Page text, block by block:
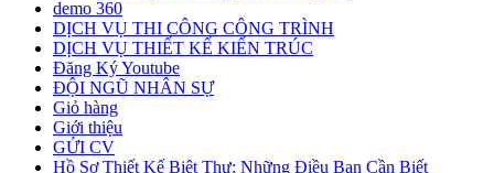
demo 360
DỊCH VỤ THI CÔNG CÔNG TRÌNH
DỊCH VỤ THIẾT KẾ KIẾN TRÚC
Đăng Ký Youtube
ĐỘI NGŨ NHÂN SỰ
Giỏ hàng
Giới thiệu
GỬI CV
Hồ Sơ Thiết Kế Biệt Thự: Những Điều Bạn Cần Biết